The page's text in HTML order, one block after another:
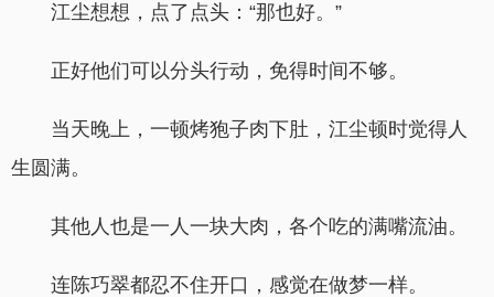
江尘想想，点了点头：“那也好。”
正好他们可以分头行动，免得时间不够。
当天晚上，一顿烤狍子肉下肚，江尘顿时觉得人
生圆满。
其他人也是一人一块大肉，各个吃的满嘴流油。
连陈巧翠都忍不住开口，感觉在做梦一样。